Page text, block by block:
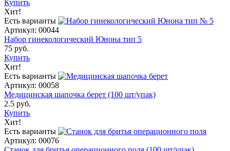
Купить
Хит!
Есть варианты
Артикул: 00044
Набор гинекологический Юнона тип 5
75 руб.
Купить
Хит!
Есть варианты
Артикул: 00058
Медицинская шапочка берет (100 шт/упак)
2.5 руб.
Купить
Хит!
Есть варианты
Артикул: 00076